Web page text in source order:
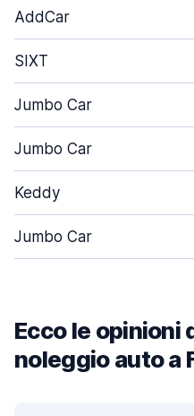
AddCar
SIXT
Jumbo Car
Jumbo Car
Keddy
Jumbo Car
Ecco le opinioni
noleggio auto a